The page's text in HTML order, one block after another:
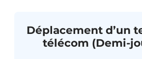
Déplacement d’un
télécom (Demi-